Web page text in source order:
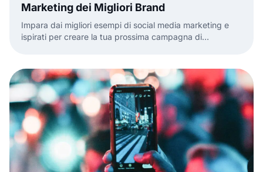
Marketing dei Migliori Brand
Impara dai migliori esempi di social media marketing e
ispirati per creare la tua prossima campagna di